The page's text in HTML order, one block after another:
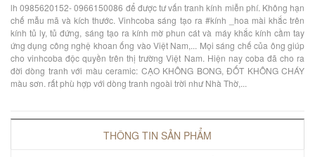
lh 0985620152- 0966150086 để được tư vấn tranh kính miễn phí. Không hạn
chế mẫu mã và kích thước. Vinhcoba sáng tạo ra #kính _hoa mài khắc trên
kính tủ ly, tủ đứng, sáng tạo ra kính mờ phun cát và máy khắc kính cầm tay
ứng dụng công nghệ khoan ống vào Việt Nam,... Mọi sáng chế của ông giúp
cho vinhcoba độc quyền trên thị trường Việt Nam. Hiện nay coba đã cho ra
đời dòng tranh với màu ceramic: CẠO KHÔNG BONG, ĐỐT KHÔNG CHÁY
màu sơn. rất phù hợp với dòng tranh ngoài trời như Nhà Thờ,...
THÔNG TIN SẢN PHẨM